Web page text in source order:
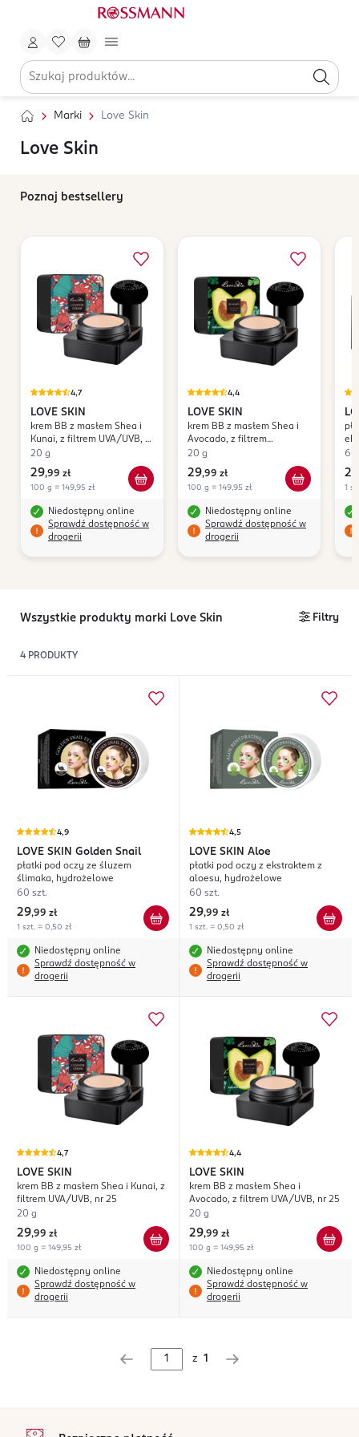
Marki Love Skin
Love Skin
Poznaj bestsellery
4,7
LOVE SKIN
krem BB z masłem Shea i
Kunai, z filtrem UVA/UVB, nr
25
20 g
29,99 zł
100 g = 149,95 zł
Niedostępny online
Sprawdź dostępność w
drogerii
4,4
LOVE SKIN
krem BB z masłem Shea i
Avocado, z filtrem
UVA/UVB, nr 25
20 g
29,99 zł
100 g = 149,95 zł
Niedostępny online
Sprawdź dostępność w
drogerii
60
29
1
Wszystkie produkty marki Love Skin Filtry
4 PRODUKTY
4,9
LOVE SKIN Golden Snail
płatki pod oczy ze śluzem
ślimaka, hydrożelowe
60 szt.
29,99 zł
1 szt. = 0,50 zł
Niedostępny online
Sprawdź dostępność w
drogerii
4,5
LOVE SKIN Aloe
płatki pod oczy z ekstraktem z
aloesu, hydrożelowe
60 szt.
29,99 zł
1 szt. = 0,50 zł
Niedostępny online
Sprawdź dostępność w
drogerii
4,7
LOVE SKIN
krem BB z masłem Shea i Kunai, z
filtrem UVA/UVB, nr 25
20 g
29,99 zł
100 g = 149,95 zł
Niedostępny online
Sprawdź dostępność w
drogerii
4,4
LOVE SKIN
krem BB z masłem Shea i
Avocado, z filtrem UVA/UVB, nr 25
20 g
29,99 zł
100 g = 149,95 zł
Niedostępny online
Sprawdź dostępność w
drogerii
z 1